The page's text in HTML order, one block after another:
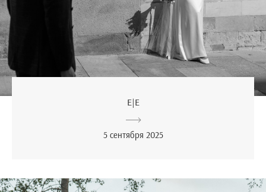
E|E
5 сентября 2025